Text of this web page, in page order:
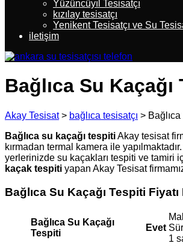
Yüzüncüyıl Tesisatçı
kızılay tesisatçı
Yenikent Tesisatçı ve Su
iletişim
Bağlıca Su Kaçağı
Akay Tesisat> bağlıca tesisatçı >
Bağlıca su kaçağı tespitiAkay tesisat
kırmadan termal kamera ile
yerlerinizde su kaçakları tespiti ve tamiri
kaçak tespiti yapan Akay Tesisat
Bağlıca Su Kaçağı Tespiti
Bağlıca Su Kaçağı
Tespiti
Evet
1